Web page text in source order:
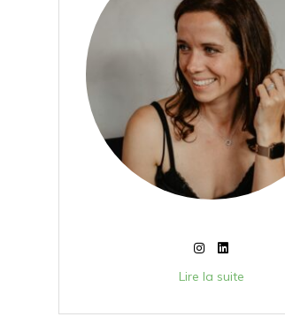
Lire la suite